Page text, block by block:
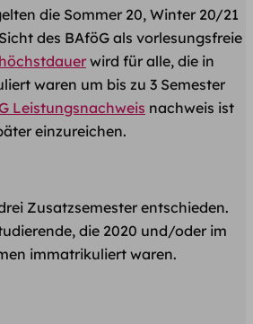
die Sommer 20, Winter 20/21
des BAföG als vorlesungsfreie
wird für alle, die in
waren um bis zu 3 Semester
Leistungsnachweis nachweis ist
einzureichen.
Zusatzsemester entschieden.
die 2020 und/oder im
immatrikuliert waren.